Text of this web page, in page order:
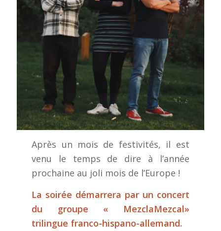
Après un mois de festivités, il est
venu le temps de dire à l’année
prochaine au joli mois de l’Europe !
La soirée démarrera par un concert
du groupe « MezclaMezcal»
trilingue franco-hispano-allemand.